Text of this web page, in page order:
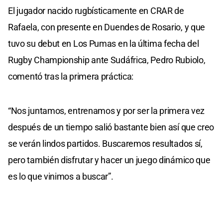
El jugador nacido rugbísticamente en CRAR de
Rafaela, con presente en Duendes de Rosario, y que
tuvo su debut en Los Pumas en la última fecha del
Rugby Championship ante Sudáfrica, Pedro Rubiolo,
comentó tras la primera práctica:
“Nos juntamos, entrenamos y por ser la primera vez
después de un tiempo salió bastante bien así que creo
se verán lindos partidos. Buscaremos resultados sí,
pero también disfrutar y hacer un juego dinámico que
es lo que vinimos a buscar”.